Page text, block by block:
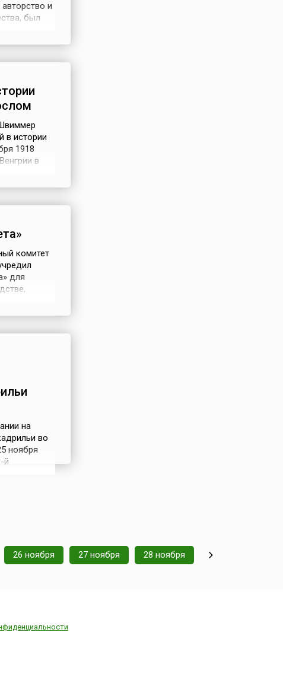
и
был
в истории
1918
в
комитет
для
на
во
ноября
й
26 ноября 27 ноября 28 ноября